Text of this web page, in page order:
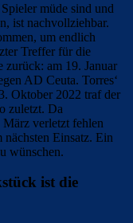
müde sind und
ist nachvollziehbar.
um endlich
Treffer für die
zurück: am 19. Januar
AD Ceuta. Torres‘
Oktober 2022 traf der
zuletzt. Da
verletzt fehlen
Einsatz. Ein
wünschen.
ist die